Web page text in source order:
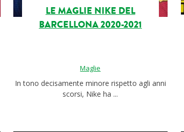
LE MAGLIE NIKE DEL
BARCELLONA 2020-2021
Maglie
In tono decisamente minore rispetto agli anni
scorsi, Nike ha ...